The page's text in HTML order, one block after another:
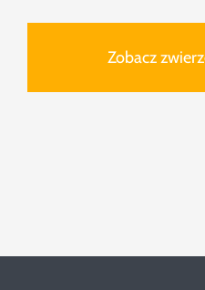
Zobacz